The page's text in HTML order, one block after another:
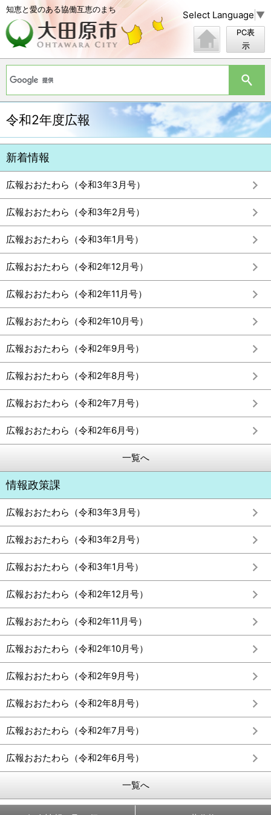
知恵と愛のある協働互恵のまち Select Language ▼
PC表
示
令和2年度広報
新着情報
広報おおたわら（令和3年3月号）
広報おおたわら（令和3年2月号）
広報おおたわら（令和3年1月号）
広報おおたわら（令和2年12月号）
広報おおたわら（令和2年11月号）
広報おおたわら（令和2年10月号）
広報おおたわら（令和2年9月号）
広報おおたわら（令和2年8月号）
広報おおたわら（令和2年7月号）
広報おおたわら（令和2年6月号）
一覧へ
情報政策課
広報おおたわら（令和3年3月号）
広報おおたわら（令和3年2月号）
広報おおたわら（令和3年1月号）
広報おおたわら（令和2年12月号）
広報おおたわら（令和2年11月号）
広報おおたわら（令和2年10月号）
広報おおたわら（令和2年9月号）
広報おおたわら（令和2年8月号）
広報おおたわら（令和2年7月号）
広報おおたわら（令和2年6月号）
一覧へ